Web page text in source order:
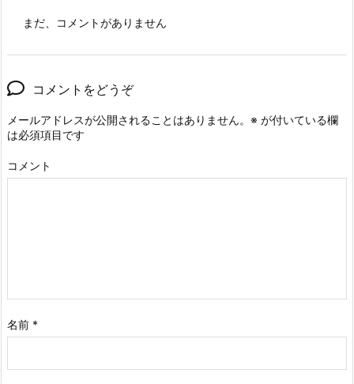
まだ、コメントがありません
コメントをどうぞ
メールアドレスが公開されることはありません。 ※ が付いている欄
は必須項目です
コメント
名前 *